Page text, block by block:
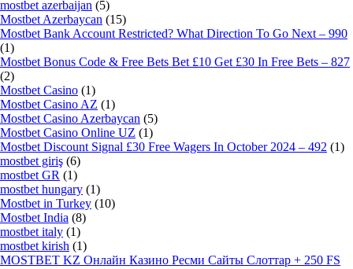
mostbet azerbaijan (5)
Mostbet Azerbaycan (15)
Mostbet Bank Account Restricted? What Direction To Go Next – 990
(1)
Mostbet Bonus Code & Free Bets Bet £10 Get £30 In Free Bets – 827
(2)
Mostbet Casino (1)
Mostbet Casino AZ (1)
Mostbet Casino Azerbaycan (5)
Mostbet Casino Online UZ (1)
Mostbet Discount Signal £30 Free Wagers In October 2024 – 492 (1)
mostbet giriş (6)
mostbet GR (1)
mostbet hungary (1)
Mostbet in Turkey (10)
Mostbet India (8)
mostbet italy (1)
mostbet kirish (1)
MOSTBET KZ Онлайн Казино Ресми Сайты Слоттар + 250 FS